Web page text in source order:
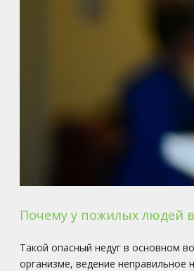
Почему у пожилых людей
Такой опасный недуг в основном
организме, ведение